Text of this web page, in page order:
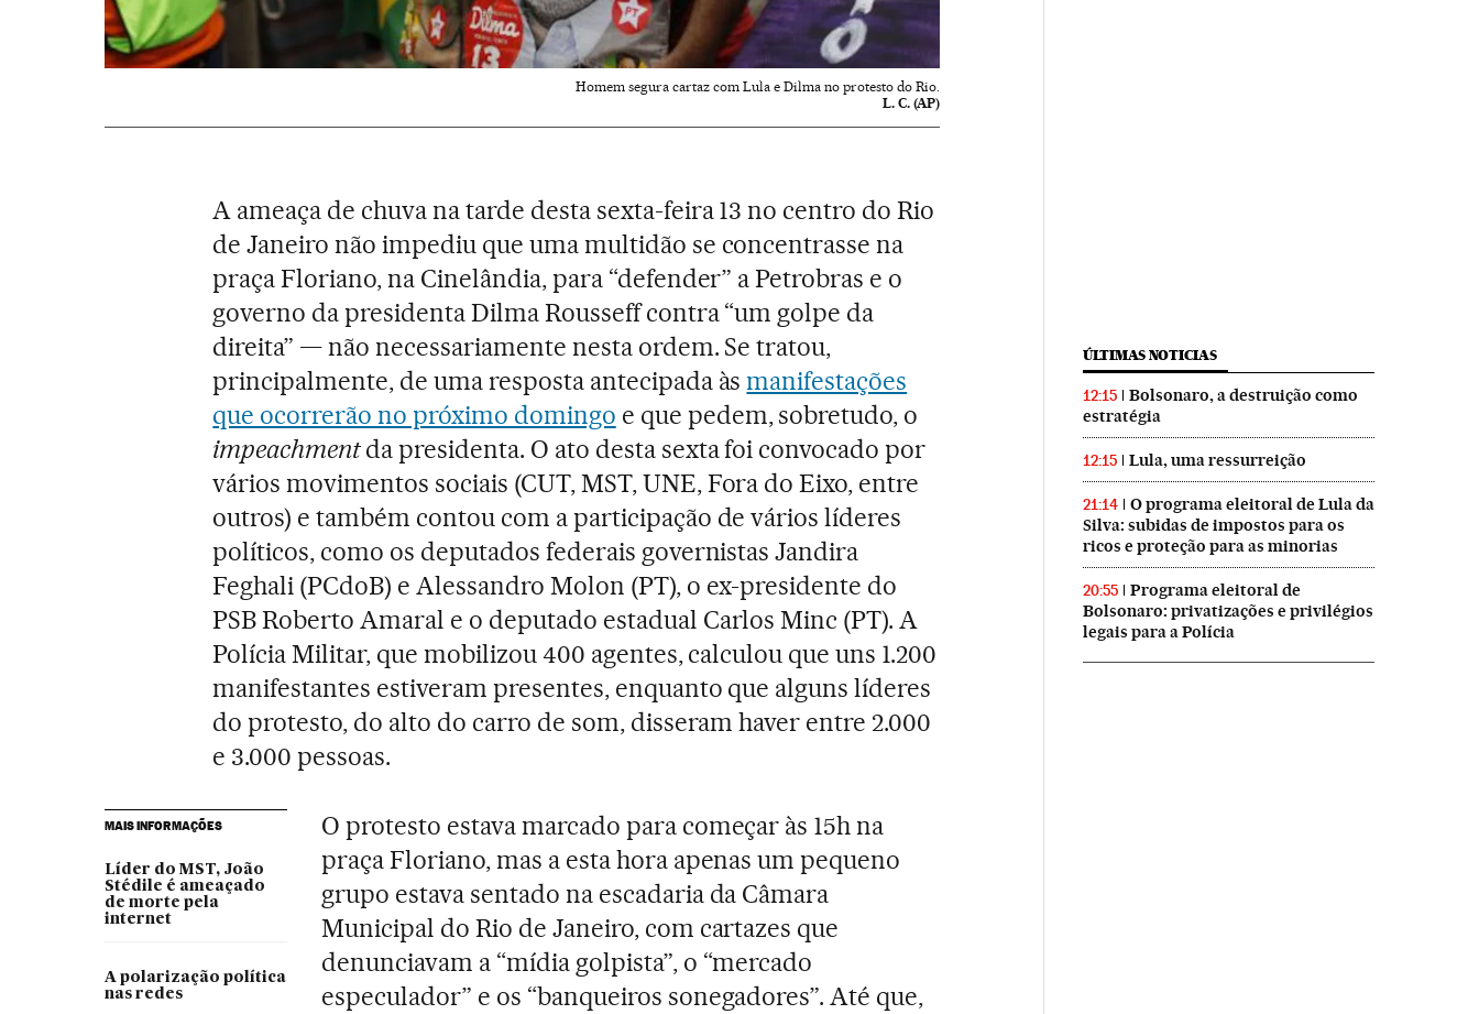
Homem segura cartaz com Lula e Dilma no protesto do Rio.
L. C. (AP)
A ameaça de chuva na tarde desta sexta-feira 13 no centro do Rio
de Janeiro não impediu que uma multidão se concentrasse na
praça Floriano, na Cinelândia, para “defender” a Petrobras e o
governo da presidenta Dilma Rousseff contra “um golpe da
direita” — não necessariamente nesta ordem. Se tratou,
principalmente, de uma resposta antecipada àsmanifestações
que ocorrerão no próximo domingo e que pedem, sobretudo, o
impeachmentda presidenta. O ato desta sexta foi convocado por
vários movimentos sociais (CUT, MST, UNE, Fora do Eixo, entre
outros) e também contou com a participação de vários líderes
políticos, como os deputados federais governistas Jandira
Feghali (PCdoB) e Alessandro Molon (PT), o ex-presidente do
PSB Roberto Amaral e o deputado estadual Carlos Minc (PT). A
Polícia Militar, que mobilizou 400 agentes, calculou que uns 1.200
manifestantes estiveram presentes, enquanto que alguns líderes
do protesto, do alto do carro de som, disseram haver entre 2.000
e 3.000 pessoas.
MAIS INFORMAÇÕES
Líder do MST, João
Stédile é ameaçado
de morte pela
internet
A polarização política
nas redes
O protesto estava marcado para começar às 15h na
praça Floriano, mas a esta hora apenas um pequeno
grupo estava sentado na escadaria da Câmara
Municipal do Rio de Janeiro, com cartazes que
denunciavam a “mídia golpista”, o “mercado
especulador” e os “banqueiros sonegadores”. Até que,
ÚLTIMAS NOTICIAS
12:15
Bolsonaro, a destruição como
estratégia
12:15 Lula, uma ressurreição
21:14
O programa eleitoral de Lula da
Silva: subidas de impostos para os
ricos e proteção para as minorias
20:55
Programa eleitoral de
Bolsonaro: privatizações e privilégios
legais para a Polícia